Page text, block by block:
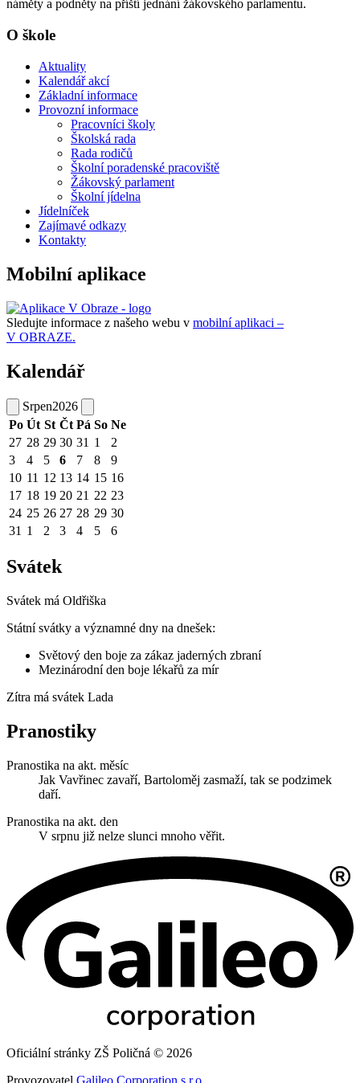
náměty a podněty na příští jednání žákovského parlamentu.
O škole
Aktuality
Kalendář akcí
Základní informace
Provozní informace
Pracovníci školy
Školská rada
Rada rodičů
Školní poradenské pracoviště
Žákovský parlament
Školní jídelna
Jídelníček
Zajímavé odkazy
Kontakty
Mobilní aplikace
Sledujte informace z našeho webu v mobilní aplikaci –
V OBRAZE.
Kalendář
Srpen2026
Po Út St Čt Pá So Ne
27 28 29 30 31 1
2
3
4 5 6 7 8
9
10 11 12 13 14 15 16
17 18 19 20 21 22 23
24 25 26 27 28 29 30
31 1 2 3 4 5 6
Svátek
Svátek má Oldřiška
Státní svátky a významné dny na dnešek:
Světový den boje za zákaz jaderných zbraní
Mezinárodní den boje lékařů za mír
Zítra má svátek Lada
Pranostiky
Pranostika na akt. měsíc
Jak Vavřinec zavaří, Bartoloměj zasmaží, tak se podzimek
daří.
Pranostika na akt. den
V srpnu již nelze slunci mnoho věřit.
Oficiální stránky ZŠ Poličná © 2026